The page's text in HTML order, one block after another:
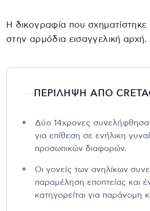
Η δικογραφία που
στην αρμόδια εισαγγελική αρχή.
ΠΕΡΙΛΗΨΗ ΑΠΟ
Δύο 14χρονες
για επίθεση σε ενήλικη
προσωπικών διαφορών.
Οι γονείς των ανηλίκων
παραμέληση εποπτείας και
κατηγορείται για παράνομη